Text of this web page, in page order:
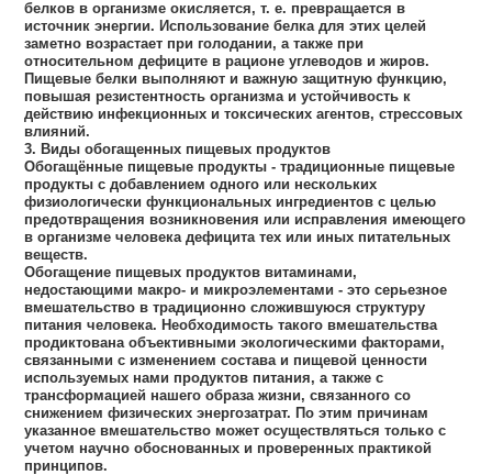
белков в организме окисляется, т. е. превращается в
источник энергии. Использование белка для этих целей
заметно возрастает при голодании, а также при
относительном дефиците в рационе углеводов и жиров.
Пищевые белки выполняют и важную защитную функцию,
повышая резистентность организма и устойчивость к
действию инфекционных и токсических агентов, стрессовых
влияний.
3. Виды обогащенных пищевых продуктов
Обогащённые пищевые продукты - традиционные пищевые
продукты с добавлением одного или нескольких
физиологически функциональных ингредиентов с целью
предотвращения возникновения или исправления имеющего
в организме человека дефицита тех или иных питательных
веществ.
Обогащение пищевых продуктов витаминами,
недостающими макро- и микроэлементами - это серьезное
вмешательство в традиционно сложившуюся структуру
питания человека. Необходимость такого вмешательства
продиктована объективными экологическими факторами,
связанными с изменением состава и пищевой ценности
используемых нами продуктов питания, а также с
трансформацией нашего образа жизни, связанного со
снижением физических энергозатрат. По этим причинам
указанное вмешательство может осуществляться только с
учетом научно обоснованных и проверенных практикой
принципов.